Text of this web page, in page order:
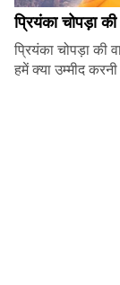
प्रियंका चोपड़ा
प्रियंका चोपड़ा की
हमें क्या उम्मीद करनी